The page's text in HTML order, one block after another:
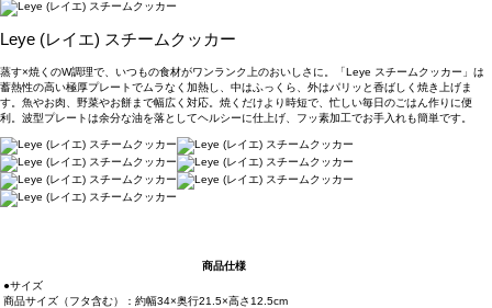
Leye (レイエ) スチームクッカー
蒸す×焼くのW調理で、いつもの食材がワンランク上のおいしさに。「Leye スチームクッカー」は
蓄熱性の高い極厚プレートでムラなく加熱し、中はふっくら、外はパリッと香ばしく焼き上げま
す。魚やお肉、野菜やお餅まで幅広く対応。焼くだけより時短で、忙しい毎日のごはん作りに便
利。波型プレートは余分な油を落としてヘルシーに仕上げ、フッ素加工でお手入れも簡単です。
商品仕様
●サイズ
商品サイズ（フタ含む）：約幅34×奥行21.5×高さ12.5cm